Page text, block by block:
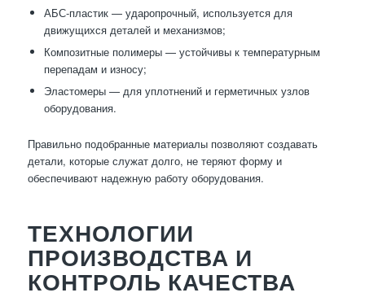
АБС-пластик — ударопрочный, используется для
движущихся деталей и механизмов;
Композитные полимеры — устойчивы к температурным
перепадам и износу;
Эластомеры — для уплотнений и герметичных узлов
оборудования.
Правильно подобранные материалы позволяют создавать
детали, которые служат долго, не теряют форму и
обеспечивают надежную работу оборудования.
ТЕХНОЛОГИИ
ПРОИЗВОДСТВА И
КОНТРОЛЬ КАЧЕСТВА